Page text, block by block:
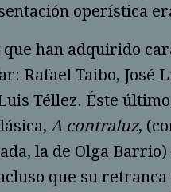
operística
que han adquirido
Rafael Taibo, José
Téllez. Éste
A contraluz,
la de Olga
que su